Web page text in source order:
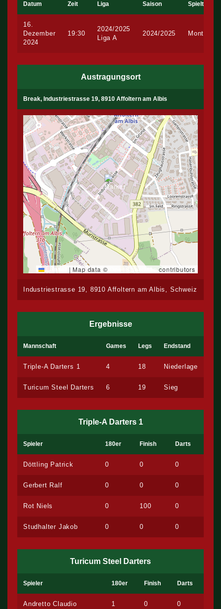
Datum Zeit Liga Saison Spieltag
16.
Dezember
2024
19:30
2024/2025
Liga A
2024/2025 Montag
Austragungsort
Break, Industriestrasse 19, 8910 Affoltern am Albis
Leaflet | Map data © OpenStreetMap contributors
Industriestrasse 19, 8910 Affoltern am Albis, Schweiz
Ergebnisse
Mannschaft Games Legs Endstand
Triple-A Darters 1 4 18 Niederlage
Turicum Steel Darters 6 19 Sieg
Triple-A Darters 1
Spieler 180er Finish Darts
Döttling Patrick 0 0 0
Gerbert Ralf 0 0 0
Rot Niels 0 100 0
Studhalter Jakob 0 0 0
Turicum Steel Darters
Spieler 180er Finish Darts
Andretto Claudio 1 0 0